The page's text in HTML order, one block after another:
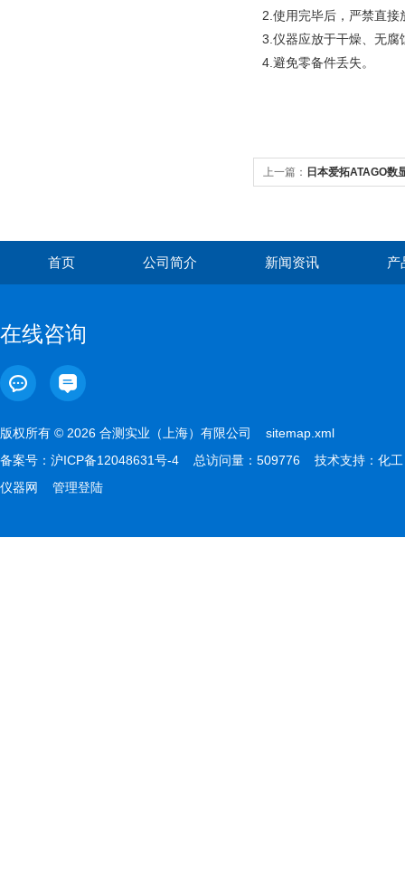
2.使用完毕后，严禁直
3.仪器应放于干燥、无腐
4.避免零备件丢失。
上一篇： 日本爱拓ATAGO数
首页 公司简介 新闻资讯 产
在线咨询
版权所有 © 2026 合测实业（上海）有限公司 sitemap.xml
备案号： 沪ICP备12048631号-4 总访问量：509776 技术支持： 化工
仪器网
管理登陆